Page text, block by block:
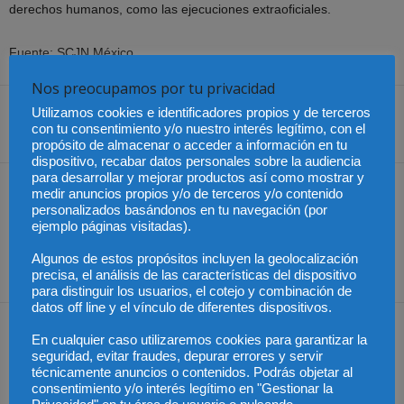
derechos humanos, como las ejecuciones extraoficiales.
Fuente: SCJN México
Share
Artículo anterior
Transparencia de las
Fundaciones y
Asociaciones de utilidad
pública catalanas
Artículo siguiente
Arranca la Liga de Debate
Nos preocupamos por tu privacidad
Utilizamos cookies e identificadores propios y de terceros
con tu consentimiento y/o nuestro interés legítimo, con el
propósito de almacenar o acceder a información en tu
dispositivo, recabar datos personales sobre la audiencia
para desarrollar y mejorar productos así como mostrar y
medir anuncios propios y/o de terceros y/o contenido
personalizados basándonos en tu navegación (por
ejemplo páginas visitadas).
Algunos de estos propósitos incluyen la geolocalización
precisa, el análisis de las características del dispositivo
para distinguir los usuarios, el cotejo y combinación de
datos off line y el vínculo de diferentes dispositivos.
En cualquier caso utilizaremos cookies para garantizar la
seguridad, evitar fraudes, depurar errores y servir
técnicamente anuncios o contenidos. Podrás objetar al
consentimiento y/o interés legítimo en "Gestionar la